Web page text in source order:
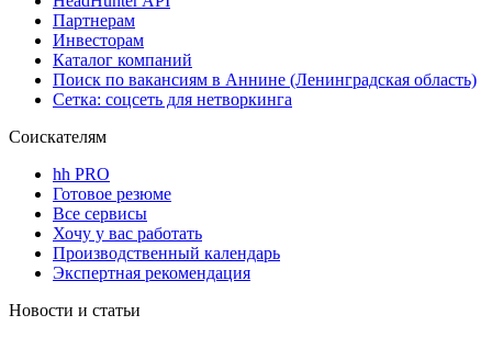
Партнерам
Инвесторам
Каталог компаний
Поиск по вакансиям в Аннине (Ленинградская область)
Сетка: соцсеть для нетворкинга
Соискателям
hh PRO
Готовое резюме
Все сервисы
Хочу у вас работать
Производственный календарь
Экспертная рекомендация
Новости и статьи